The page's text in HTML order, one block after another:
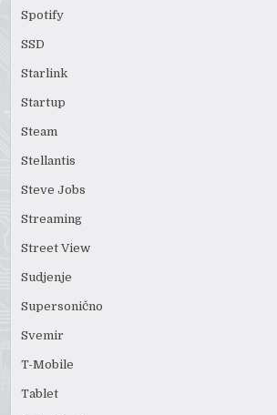
Spotify
SSD
Starlink
Startup
Steam
Stellantis
Steve Jobs
Streaming
Street View
Sudjenje
Supersonično
Svemir
T-Mobile
Tablet